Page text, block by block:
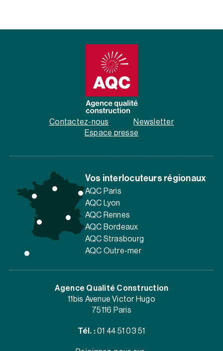
Contactez-nous
Newsletter
Espace presse
Vos interlocuteurs régionaux
AQC Paris
AQC Lyon
AQC Rennes
AQC Bordeaux
AQC Strasbourg
AQC Outre-mer
Agence Qualité Construction
11bis Avenue Victor Hugo
75116 Paris
Tél. : 01 44 51 03 51